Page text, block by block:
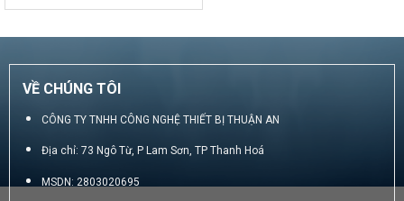
là:
tại
5.800₫.
VỀ CHÚNG TÔI
CÔNG TY TNHH CÔNG NGHỆ THIẾT BỊ THUẬN AN
Địa chỉ: 73 Ngô Từ, P Lam Sơn, TP Thanh Hoá
MSDN: 2803020695